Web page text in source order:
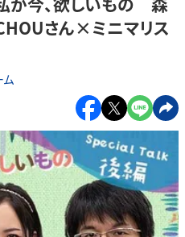
さん×ミニマリス
ム